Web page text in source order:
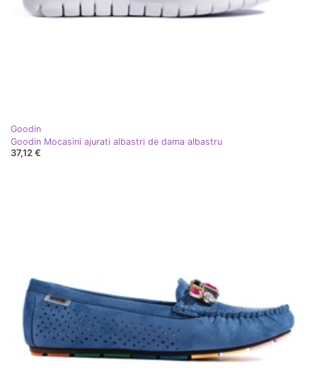
Goodin
Goodin Mocasini ajurati albastri de dama albastru
37,12 €